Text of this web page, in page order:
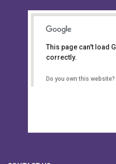
Board of
Secondary
Sylhet
This page can't load